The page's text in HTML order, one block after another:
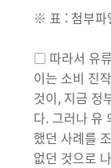
※ 표 : 첨부파
□ 따라서 유
이는 소비 진
것이, 지금 정
다. 그러나 유
했던 사례를
없던 것으로